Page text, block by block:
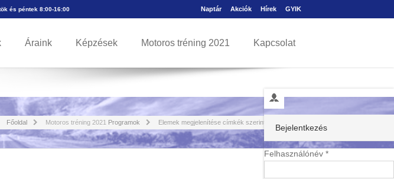
és péntek 8:00-16:00 Naptár Akciók Hírek GYIK
Áraink Képzések Motoros tréning 2021 Kapcsolat
Bejelentkezés
Felhasználónév *
Főoldal Motoros tréning 2021 Programok Elemek megjelenítése címkék szerint: gyakorlat